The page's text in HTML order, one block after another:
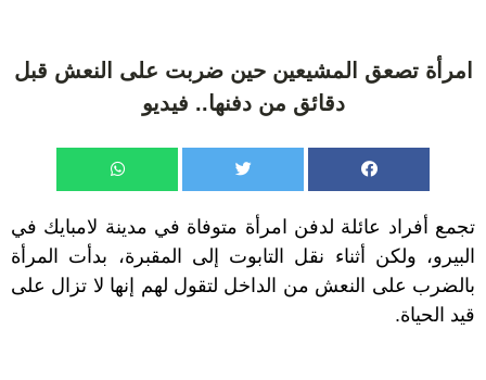
امرأة تصعق المشيعين حين ضربت على النعش قبل
دقائق من دفنها.. فيديو
تجمع أفراد عائلة لدفن امرأة متوفاة في مدينة لامبايك في
البيرو، ولكن أثناء نقل التابوت إلى المقبرة، بدأت المرأة
بالضرب على النعش من الداخل لتقول لهم إنها لا تزال على
قيد الحياة.